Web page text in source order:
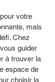
votre
mais
Chez
guider
à trouver la
espace de
choisir la